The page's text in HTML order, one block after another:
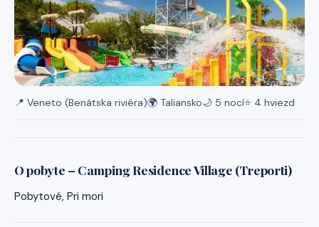
📍 Veneto (Benátska riviéra)🌍 Taliansko🌙 5 nocí⭐ 4 hviezd
O pobyte – Camping Residence Village (Treporti)
Pobytové, Pri mori